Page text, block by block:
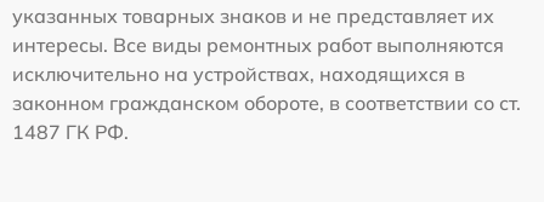
указанных товарных знаков и не представляет их
интересы. Все виды ремонтных работ выполняются
исключительно на устройствах, находящихся в
законном гражданском обороте, в соответствии со ст.
1487 ГК РФ.